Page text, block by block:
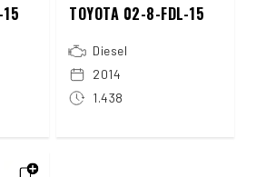
TOYOTA 02-8-FDL-15
Diesel
2014
1.438